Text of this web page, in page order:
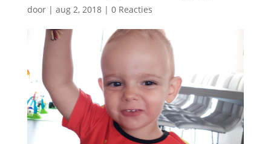
door | aug 2, 2018| 0 Reacties